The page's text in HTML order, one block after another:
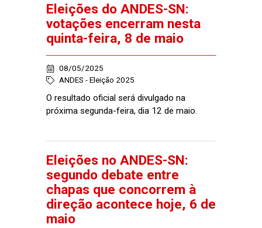
Eleições do ANDES-SN:
votações encerram nesta
quinta-feira, 8 de maio
08/05/2025
ANDES - Eleição 2025
O resultado oficial será divulgado na
próxima segunda-feira, dia 12 de maio.
Eleições no ANDES-SN:
segundo debate entre
chapas que concorrem à
direção acontece hoje, 6 de
maio